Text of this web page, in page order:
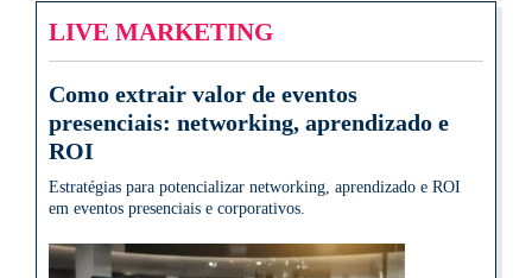
LIVE MARKETING
Como extrair valor de eventos
presenciais: networking, aprendizado e
ROI
Estratégias para potencializar networking, aprendizado e ROI
em eventos presenciais e corporativos.